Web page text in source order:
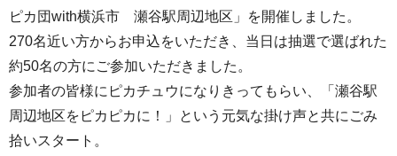
ピカ団with横浜市 瀬谷駅周辺地区」を開催しました。
270名近い方からお申込をいただき、当日は抽選で選ばれた
約50名の方にご参加いただきました。
参加者の皆様にピカチュウになりきってもらい、「瀬谷駅
周辺地区をピカピカに！」という元気な掛け声と共にごみ
拾いスタート。